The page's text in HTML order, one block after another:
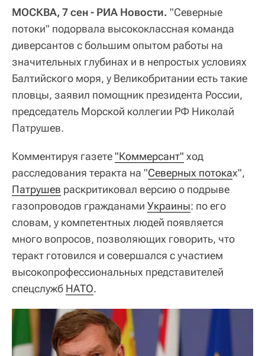
МОСКВА, 7 сен - РИА Новости. "Северные
потоки" подорвала высококлассная команда
диверсантов с большим опытом работы на
значительных глубинах и в непростых условиях
Балтийского моря, у Великобритании есть такие
пловцы, заявил помощник президента России,
председатель Морской коллегии РФ Николай
Патрушев.
Комментируя газете"Коммерсант" ход
расследования теракта на "Северных потоках",
Патрушев раскритиковал версию о подрыве
газопроводов гражданами Украины: по его
словам, у компетентных людей появляется
много вопросов, позволяющих говорить, что
теракт готовился и совершался с участием
высокопрофессиональных представителей
спецслужб НАТО.